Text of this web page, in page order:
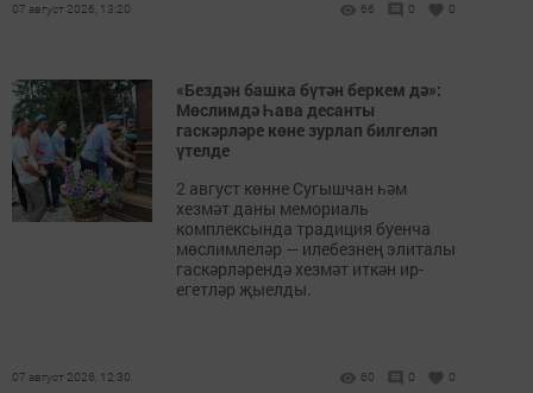
07 август 2026, 13:20 66 0 0
«Бездән башка бүтән беркем дә»:
Мөслимдә Һава десанты
гаскәрләре көне зурлап билгеләп
үтелде
2 август көнне Сугышчан һәм
хезмәт даны мемориаль
комплексында традиция буенча
мөслимлеләр — илебезнең элиталы
гаскәрләрендә хезмәт иткән ир-
егетләр җыелды.
07 август 2026, 12:30 60 0 0